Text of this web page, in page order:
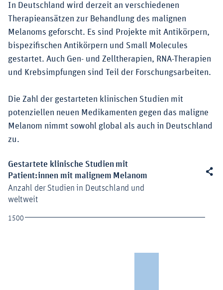
In Deutschland wird derzeit an verschiedenen
Therapieansätzen zur Behandlung des malignen
Melanoms geforscht. Es sind Projekte mit Antikörpern,
bispezifischen Antikörpern und Small Molecules
gestartet. Auch Gen- und Zelltherapien, RNA-Therapien
und Krebsimpfungen sind Teil der Forschungsarbeiten.
Die Zahl der gestarteten klinischen Studien mit
potenziellen neuen Medikamenten gegen das maligne
Melanom nimmt sowohl global als auch in Deutschland
zu.